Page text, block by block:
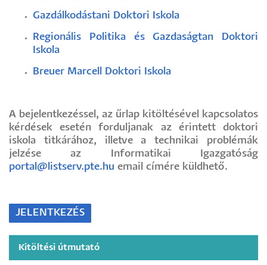
Gazdálkodástani Doktori Iskola
Regionális Politika és Gazdaságtan Doktori
Iskola
Breuer Marcell Doktori Iskola
A bejelentkezéssel, az űrlap kitöltésével kapcsolatos
kérdések esetén forduljanak az érintett doktori
iskola titkárához, illetve a technikai problémák
jelzése az Informatikai Igazgatóság
portal@listserv.pte.hu email címére küldhető.
JELENTKEZÉS
Kitöltési útmutató